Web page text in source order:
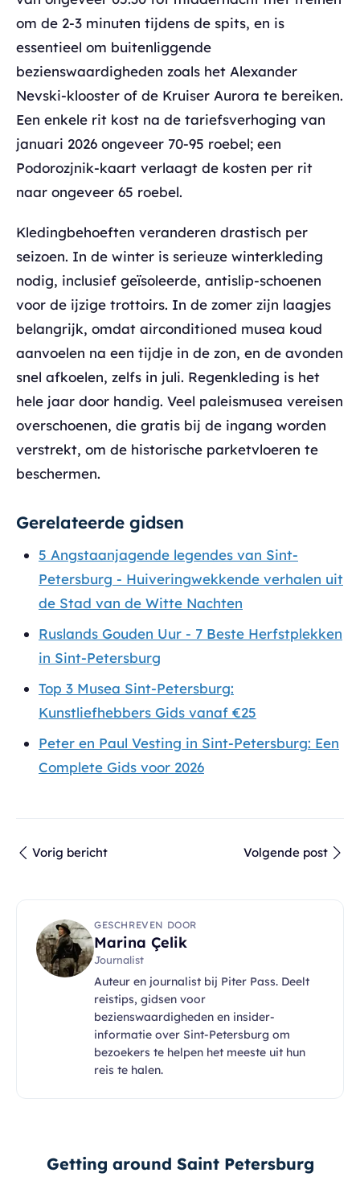
om de 2-3 minuten tijdens de spits, en is
essentieel om buitenliggende
bezienswaardigheden zoals het Alexander
Nevski-klooster of de Kruiser Aurora te bereiken.
Een enkele rit kost na de tariefsverhoging van
januari 2026 ongeveer 70-95 roebel; een
Podorozjnik-kaart verlaagt de kosten per rit
naar ongeveer 65 roebel.
Kledingbehoeften veranderen drastisch per
seizoen. In de winter is serieuze winterkleding
nodig, inclusief geïsoleerde, antislip-schoenen
voor de ijzige trottoirs. In de zomer zijn laagjes
belangrijk, omdat airconditioned musea koud
aanvoelen na een tijdje in de zon, en de avonden
snel afkoelen, zelfs in juli. Regenkleding is het
hele jaar door handig. Veel paleismusea vereisen
overschoenen, die gratis bij de ingang worden
verstrekt, om de historische parketvloeren te
beschermen.
Gerelateerde gidsen
5 Angstaanjagende legendes van Sint-
Petersburg - Huiveringwekkende verhalen uit
de Stad van de Witte Nachten
Ruslands Gouden Uur - 7 Beste Herfstplekken
in Sint-Petersburg
Top 3 Musea Sint-Petersburg:
Kunstliefhebbers Gids vanaf €25
Peter en Paul Vesting in Sint-Petersburg: Een
Complete Gids voor 2026
Vorig bericht Volgende post
GESCHREVEN DOOR
Marina Çelik
Journalist
Auteur en journalist bij Piter Pass. Deelt
reistips, gidsen voor
bezienswaardigheden en insider-
informatie over Sint-Petersburg om
bezoekers te helpen het meeste uit hun
reis te halen.
Getting around Saint Petersburg